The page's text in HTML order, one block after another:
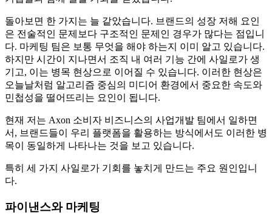
돌아보면 한 가지는 늘 같았습니다. 브랜드의 성장 저해 요인
은 전술적인 문제보다 구조적인 문제인 경우가 많다는 점입니
다. 마케팅 팀은 보통 무엇을 해야 하는지 이미 알고 있습니다.
하지만 시간이 지나면서 조직 내 여러 기능 간에 사일로가 생
기고, 이는 병목 현상으로 이어질 수 있습니다. 이러한 현상은
오늘날처럼 알고리즘 중심의 미디어 환경에서 중요한 속도와
민첩성을 떨어뜨리는 요인이 됩니다.
현재 저는 Axon 소비자 비즈니스의 사업개발 팀에서 일하면
서, 브랜드들이 우리 플랫폼을 활용하는 방식에서도 이러한 병
목이 동일하게 나타나는 것을 보고 있습니다.
특히 세 가지 사일로가 기회를 놓치게 만드는 주요 원인입니
다.
파이낸스와 마케팅